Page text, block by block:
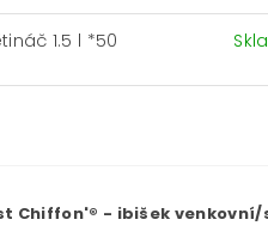
1.5 l *50
Chiffon'® - ibišek venkovní/